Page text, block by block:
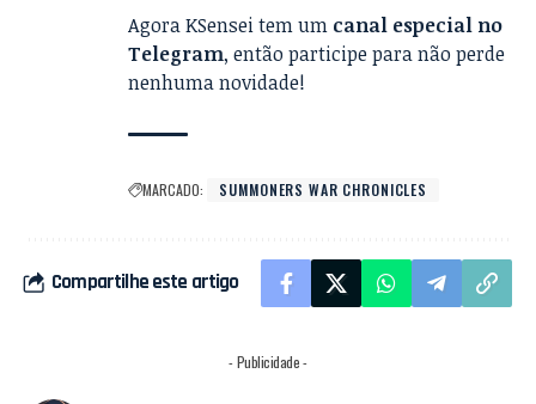
Agora KSensei tem um canal especial no
Telegram, então participe para não perde
nenhuma novidade!
MARCADO: SUMMONERS WAR CHRONICLES
Compartilhe este artigo
- Publicidade -